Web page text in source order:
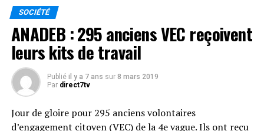
SOCIÉTÉ
ANADEB : 295 anciens VEC reçoivent
leurs kits de travail
Publié il y a 7 ans sur 8 mars 2019
Par direct7tv
Jour de gloire pour 295 anciens volontaires
d’engagement citoyen (VEC) de la 4e vague. Ils ont reçu